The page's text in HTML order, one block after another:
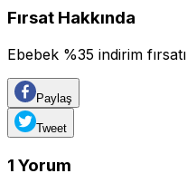
Fırsat Hakkında
Ebebek %35 indirim fırsatı
Paylaş
Tweet
1 Yorum